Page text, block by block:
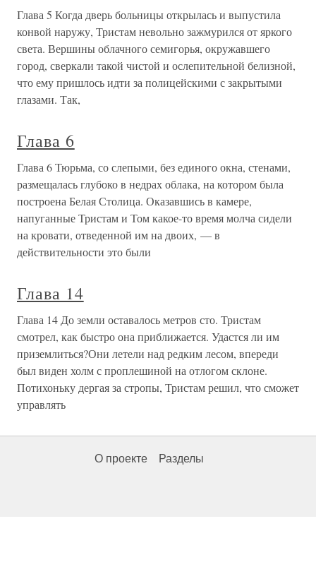
Глава 5 Когда дверь больницы открылась и выпустила
конвой наружу, Тристам невольно зажмурился от яркого
света. Вершины облачного семигорья, окружавшего
город, сверкали такой чистой и ослепительной белизной,
что ему пришлось идти за полицейскими с закрытыми
глазами. Так,
Глава 6
Глава 6 Тюрьма, со слепыми, без единого окна, стенами,
размещалась глубоко в недрах облака, на котором была
построена Белая Столица. Оказавшись в камере,
напуганные Тристам и Том какое-то время молча сидели
на кровати, отведенной им на двоих, — в
действительности это были
Глава 14
Глава 14 До земли оставалось метров сто. Тристам
смотрел, как быстро она приближается. Удастся ли им
приземлиться?Они летели над редким лесом, впереди
был виден холм с проплешиной на отлогом склоне.
Потихоньку дергая за стропы, Тристам решил, что сможет
управлять
О проекте Разделы